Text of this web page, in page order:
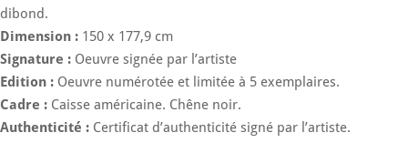
dibond.
Dimension : 150 x 177,9 cm
Signature : Oeuvre signée par l’artiste
Edition : Oeuvre numérotée et limitée à 5 exemplaires.
Cadre : Caisse américaine. Chêne noir.
Authenticité : Certificat d’authenticité signé par l’artiste.